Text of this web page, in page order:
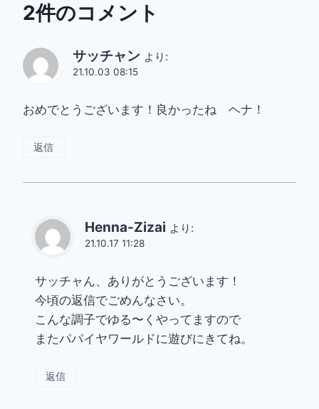
2件のコメント
サッチャン より:
21.10.03 08:15
おめでとうございます！良かったね ヘナ！
返信
Henna-Zizai より:
21.10.17 11:28
サッチャん、ありがとうございます！
今頃の返信でごめんなさい。
こんな調子でゆる〜くやってますので
またパパイヤワールドに遊びにきてね。
返信